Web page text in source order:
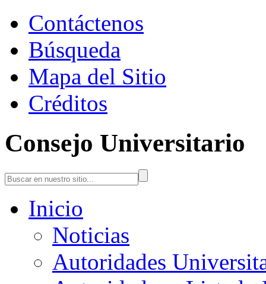
Contáctenos
Búsqueda
Mapa del Sitio
Créditos
Consejo Universitario
Inicio
Noticias
Autoridades